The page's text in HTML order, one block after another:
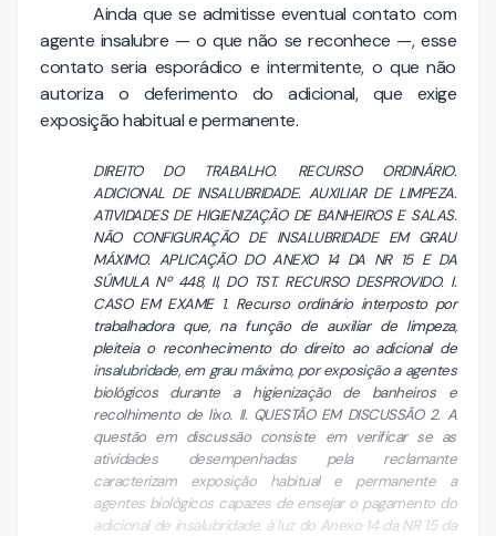
Ainda que se admitisse eventual contato com
agente insalubre — o que não se reconhece —, esse
contato seria esporádico e intermitente, o que não
autoriza o deferimento do adicional, que exige
exposição habitual e permanente.
DIREITO DO TRABALHO. RECURSO ORDINÁRIO.
ADICIONAL DE INSALUBRIDADE. AUXILIAR DE LIMPEZA.
ATIVIDADES DE HIGIENIZAÇÃO DE BANHEIROS E SALAS.
NÃO CONFIGURAÇÃO DE INSALUBRIDADE EM GRAU
MÁXIMO. APLICAÇÃO DO ANEXO 14 DA NR 15 E DA
SÚMULA Nº 448, II, DO TST. RECURSO DESPROVIDO. I.
CASO EM EXAME 1. Recurso ordinário interposto por
trabalhadora que, na função de auxiliar de limpeza,
pleiteia o reconhecimento do direito ao adicional de
insalubridade, em grau máximo, por exposição a agentes
biológicos durante a higienização de banheiros e
recolhimento de lixo. II. QUESTÃO EM DISCUSSÃO 2. A
questão em discussão consiste em verificar se as
atividades desempenhadas pela reclamante
caracterizam exposição habitual e permanente a
agentes biológicos capazes de ensejar o pagamento do
adicional de insalubridade, à luz do Anexo 14 da NR 15 da